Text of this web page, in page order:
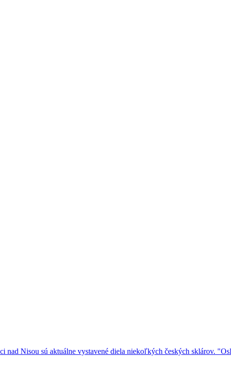
nad Nisou sú aktuálne vystavené diela niekoľkých českých sklárov.